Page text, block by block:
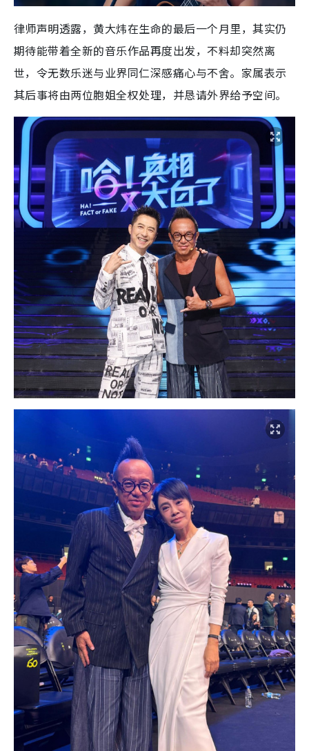
律师声明透露，黄大炜在生命的最后一个月里，其实仍
期待能带着全新的音乐作品再度出发，不料却突然离
世，令无数乐迷与业界同仁深感痛心与不舍。家属表示
其后事将由两位胞姐全权处理，并恳请外界给予空间。